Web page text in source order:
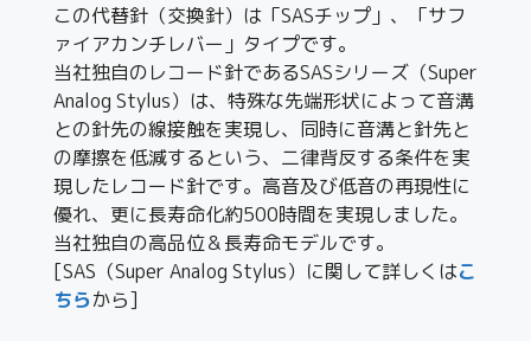
この代替針（交換針）は「SASチップ」、「サフ
ァイアカンチレバー」タイプです。
当社独自のレコード針であるSASシリーズ（Super
Analog Stylus）は、特殊な先端形状によって音溝
との針先の線接触を実現し、同時に音溝と針先と
の摩擦を低減するという、二律背反する条件を実
現したレコード針です。高音及び低音の再現性に
優れ、更に長寿命化約500時間を実現しました。
当社独自の高品位＆長寿命モデルです。
[SAS（Super Analog Stylus）に関して詳しくはこ
ちらから]